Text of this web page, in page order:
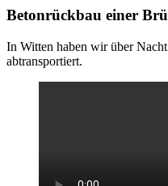
Betonrückbau einer
In Witten haben wir über
abtransportiert.